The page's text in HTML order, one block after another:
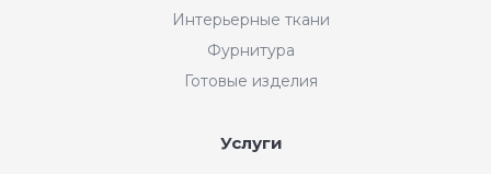
Интерьерные ткани
Фурнитура
Готовые изделия
Услуги